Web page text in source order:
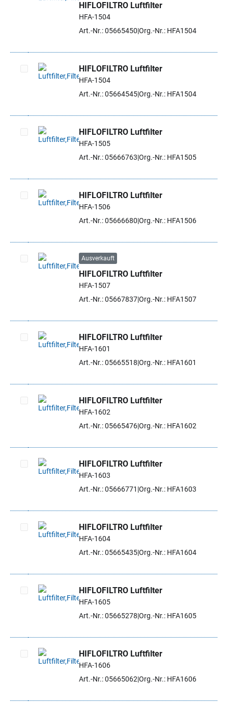
Artikel auswählen
HIFLOFILTRO Luftfilter
HFA-1504
Art.-Nr.: 05665450 Org.-Nr.: HFA1504
Artikel auswählen
HIFLOFILTRO Luftfilter
HFA-1504
Art.-Nr.: 05664545Org.-Nr.: HFA1504
Artikel auswählen
HIFLOFILTRO Luftfilter
HFA-1505
Art.-Nr.: 05666763 Org.-Nr.: HFA1505
Artikel auswählen
HIFLOFILTRO Luftfilter
HFA-1506
Art.-Nr.: 05666680 Org.-Nr.: HFA1506
Artikel auswählen
Ausverkauft
HIFLOFILTRO Luftfilter
HFA-1507
Art.-Nr.: 05667837Org.-Nr.: HFA1507
Artikel auswählen
HIFLOFILTRO Luftfilter
HFA-1601
Art.-Nr.: 05665518 Org.-Nr.: HFA1601
Artikel auswählen
HIFLOFILTRO Luftfilter
HFA-1602
Art.-Nr.: 05665476Org.-Nr.: HFA1602
Artikel auswählen
HIFLOFILTRO Luftfilter
HFA-1603
Art.-Nr.: 05666771 Org.-Nr.: HFA1603
Artikel auswählen
HIFLOFILTRO Luftfilter
HFA-1604
Art.-Nr.: 05665435Org.-Nr.: HFA1604
Artikel auswählen
HIFLOFILTRO Luftfilter
HFA-1605
Art.-Nr.: 05665278 Org.-Nr.: HFA1605
Artikel auswählen
HIFLOFILTRO Luftfilter
HFA-1606
Art.-Nr.: 05665062 Org.-Nr.: HFA1606